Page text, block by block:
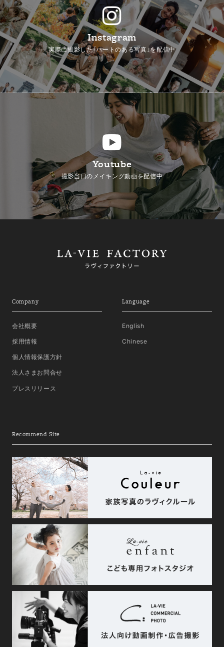
Instagram
実際に撮影した「ハートのある写真」を配信中
Youtube
撮影当日のメイキング動画を配信中
Company
会社概要
採用情報
個人情報保護方針
法人さまお問合せ
プレスリリース
Language
English
Chinese
Recommend Site